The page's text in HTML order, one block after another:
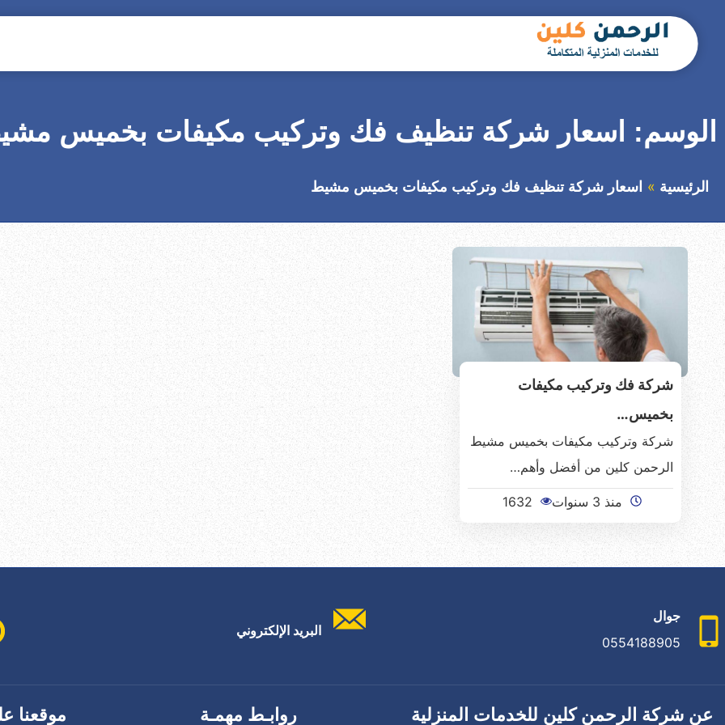
المحتوى
الوسم: اسعار شركة تنظيف فك وتركيب مكيفات بخميس
الرئيسية اسعار شركة تنظيف فك وتركيب مكيفات بخميس مشيط
شركة فك وتركيب مكيفات
بخميس…
شركة وتركيب مكيفات بخميس مشيط
الرحمن كلين من أفضل وأهم…
منذ 3 سنوات 1632
جوال
0554188905
البريد الإلكتروني
عن شركة الرحمن كلين للخدمات المنزلية روابـط مهمـة موقعنا